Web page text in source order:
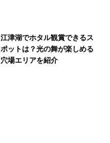
江津湖でホタル観賞できるス
ポットは？光の舞が楽しめる
穴場エリアを紹介